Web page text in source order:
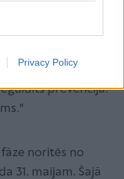
Privacy Policy
vērtējam
veselību saistītās
prevencijā.
noritēs no
31. maijam. Šajā